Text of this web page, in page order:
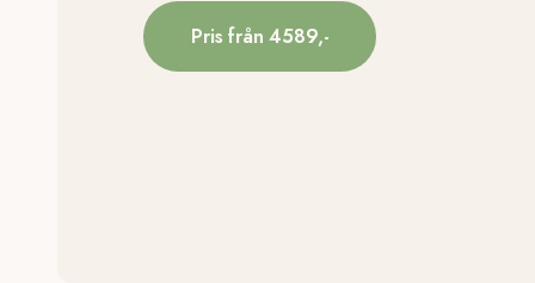
Pris från 4589,-